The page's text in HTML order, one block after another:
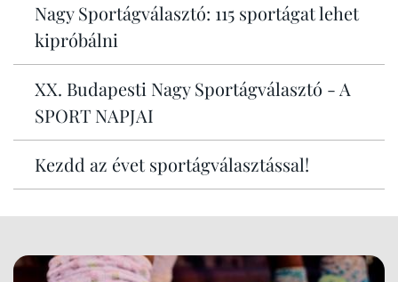
Nagy Sportágválasztó: 115 sportágat lehet
kipróbálni
XX. Budapesti Nagy Sportágválasztó - A
SPORT NAPJAI
Kezdd az évet sportágválasztással!